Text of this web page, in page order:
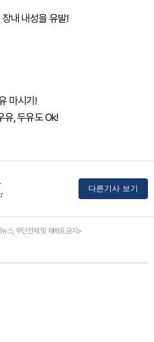
내 내성을 유발!
마시기!
유, 두유도 Ok!
다른기사 보기
스, 무단전재 및 재배포 금지>